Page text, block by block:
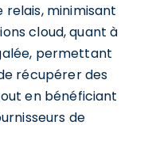
minimisant
cloud, quant à
permettant
récupérer des
en bénéficiant
de